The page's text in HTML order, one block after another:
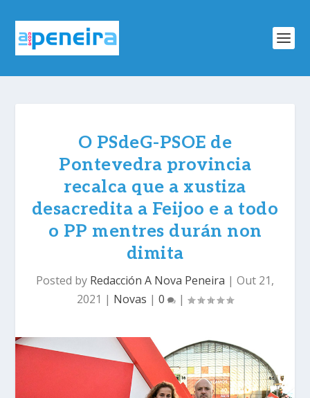
O PSdeG-PSOE de
Pontevedra provincia
recalca que a xustiza
desacredita a Feijoo e a todo
o PP mentres durán non
dimita
Posted by Redacción A Nova Peneira | Out 21,
2021 | Novas | 0 |